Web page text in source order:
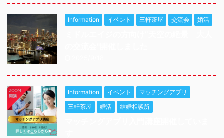
Information イベント 三軒茶屋 交流会 婚活
Information イベント
マッチングアプリ
三軒茶屋
婚活 結婚相談所